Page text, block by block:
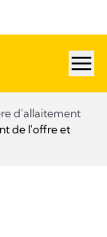
d'allaitement
de l'offre et